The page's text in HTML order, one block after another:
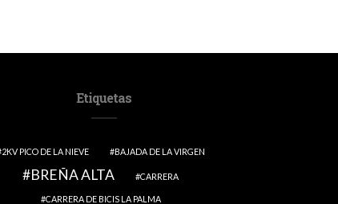
Etiquetas
2KV PICO DE LA NIEVE BAJADA DE LA VIRGEN
BREÑA ALTA CARRERA
CARRERA DE BICIS LA PALMA